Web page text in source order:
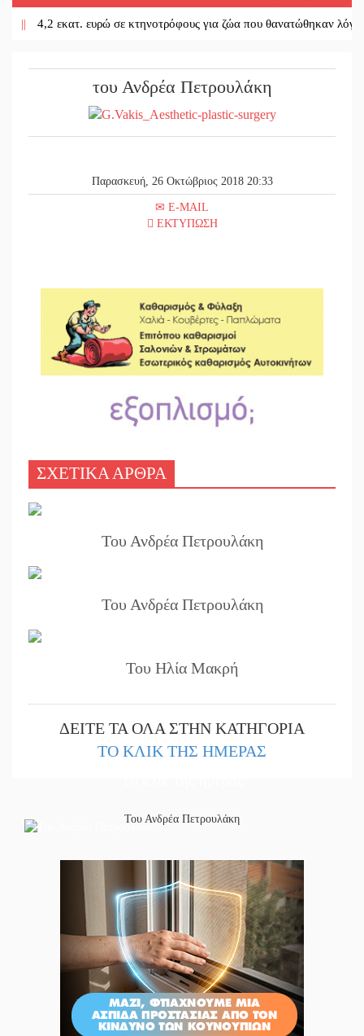
4,2 εκατ. ευρώ σε κτηνοτρόφους για ζώα που θανατώθηκαν λόγω
του Ανδρέα Πετρουλάκη
Παρασκευή, 26 Οκτώβριος 2018 20:33
E-MAIL
ΕΚΤΥΠΩΣΗ
ΣΧΕΤΙΚΑ ΑΡΘΡΑ
Του Ανδρέα Πετρουλάκη
Του Ανδρέα Πετρουλάκη
Του Ηλία Μακρή
ΔΕΙΤΕ ΤΑ ΟΛΑ ΣΤΗΝ ΚΑΤΗΓΟΡΙΑ
ΤΟ ΚΛΙΚ ΤΗΣ ΗΜΕΡΑΣ
Του Ανδρέα Πετρουλάκη